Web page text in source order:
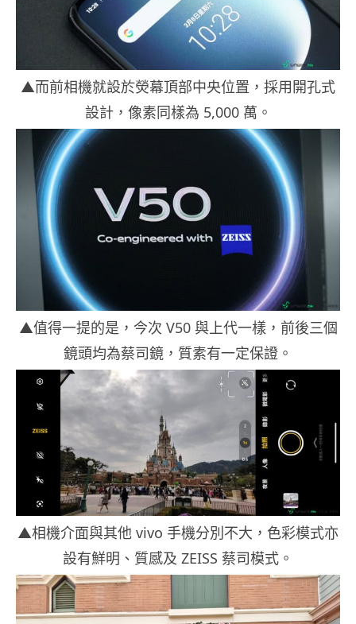
▲而前相機就設於熒幕頂部中央位置，採用開孔式
設計，像素同樣為 5,000 萬。
▲值得一提的是，今次 V50 與上代一樣，前後三個
鏡頭均為蔡司鏡，質素有一定保證。
▲相機介面與其他 vivo 手機分別不大，色彩模式亦
設有鮮明、質感及 ZEISS 蔡司模式。